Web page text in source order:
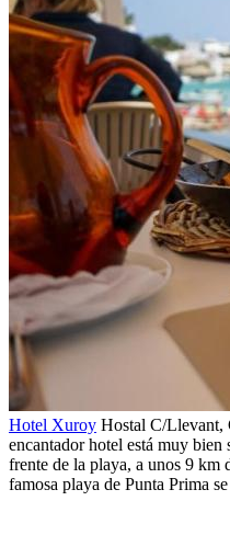
Hotel Xuroy Hostal C/Llevant,
encantador hotel está muy
frente de la playa, a unos 9 km
famosa playa de Punta Prima